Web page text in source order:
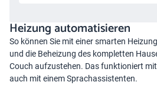
Heizung automatisieren
So können Sie mit einer smarten
und die Beheizung des kompletten
Couch aufzustehen. Das funktioniert
auch mit einem Sprachassistenten.